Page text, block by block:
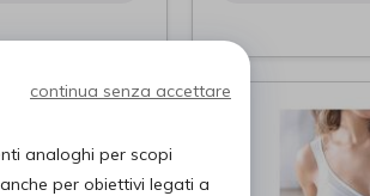
continua senza accettare
analoghi per scopi
per obiettivi legati a